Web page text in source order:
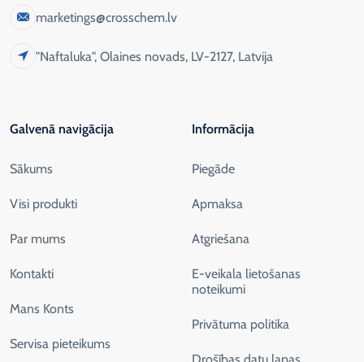
marketings@crosschem.lv
"Naftaluka", Olaines novads, LV-2127, Latvija
Galvenā navigācija
Sākums
Visi produkti
Par mums
Kontakti
Mans Konts
Servisa pieteikums
Informācija
Piegāde
Apmaksa
Atgriešana
E-veikala lietošanas
noteikumi
Privātuma politika